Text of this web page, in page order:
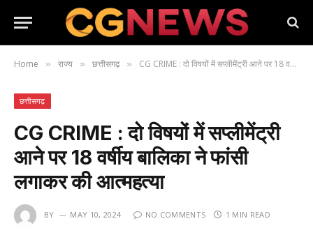
Home » राज्य » छत्तीसगढ़ » CG CRIME : दो विषयों में सप्लीमेंट्री आने पर 18 वर्षीय बालिका ने फांसी लगाकर की आत्महत्या
छत्तीसगढ़
CG CRIME : दो विषयों में सप्लीमेंट्री
आने पर 18 वर्षीय बालिका ने फांसी
लगाकर की आत्महत्या
BY MAY 10, 2024 NO COMMENTS 1 MIN READ